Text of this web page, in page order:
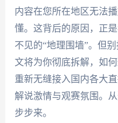
内容在您所在地区无法
懂。这背后的原因，正
不见的“地理围墙”。但
文将为你彻底拆解，如
重新无缝接入国内各大
解说激情与观赛氛围。
步步来。